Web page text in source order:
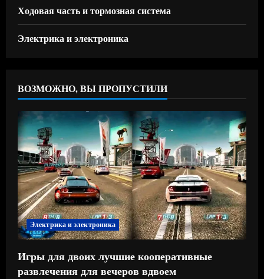
Ходовая часть и тормозная система
Электрика и электроника
ВОЗМОЖНО, ВЫ ПРОПУСТИЛИ
Электрика и электроника
Игры для двоих лучшие кооперативные
развлечения для вечеров вдвоем